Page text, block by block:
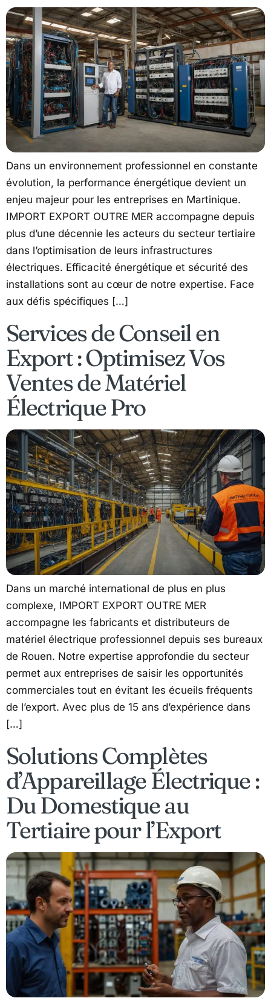
Dans un environnement professionnel en constante
évolution, la performance énergétique devient un
enjeu majeur pour les entreprises en Martinique.
IMPORT EXPORT OUTRE MER accompagne depuis
plus d’une décennie les acteurs du secteur tertiaire
dans l’optimisation de leurs infrastructures
électriques. Efficacité énergétique et sécurité des
installations sont au cœur de notre expertise. Face
aux défis spécifiques […]
Services de Conseil en
Export : Optimisez Vos
Ventes de Matériel
Électrique Pro
Dans un marché international de plus en plus
complexe, IMPORT EXPORT OUTRE MER
accompagne les fabricants et distributeurs de
matériel électrique professionnel depuis ses bureaux
de Rouen. Notre expertise approfondie du secteur
permet aux entreprises de saisir les opportunités
commerciales tout en évitant les écueils fréquents
de l’export. Avec plus de 15 ans d’expérience dans
[…]
Solutions Complètes
d’Appareillage Électrique :
Du Domestique au
Tertiaire pour l’Export